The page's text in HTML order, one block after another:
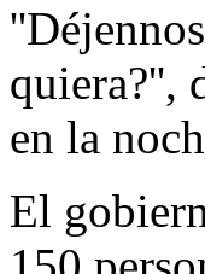
quiera?'',
en la
El